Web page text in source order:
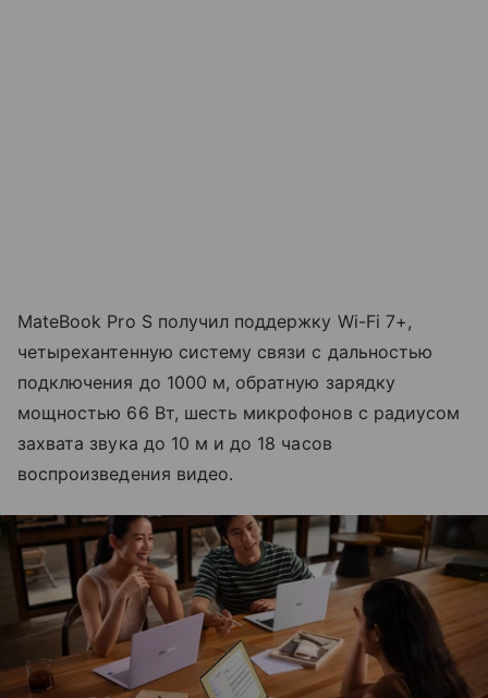
MateBook Pro S получил поддержку Wi-Fi 7+,
четырехантенную систему связи с дальностью
подключения до 1000 м, обратную зарядку
мощностью 66 Вт, шесть микрофонов с радиусом
захвата звука до 10 м и до 18 часов
воспроизведения видео.